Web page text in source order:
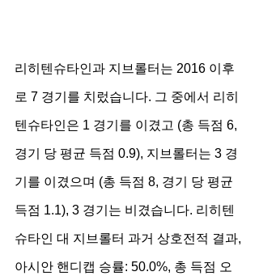
리히텐슈타인과 지브롤터는 2016 이후
로 7 경기를 치렀습니다. 그 중에서 리히
텐슈타인은 1 경기를 이겼고 (총 득점 6,
경기 당 평균 득점 0.9), 지브롤터는 3 경
기를 이겼으며 (총 득점 8, 경기 당 평균
득점 1.1), 3 경기는 비겼습니다. 리히텐
슈타인 대 지브롤터 과거 상호전적 결과,
아시안 핸디캡 승률: 50.0%, 총 득점 오